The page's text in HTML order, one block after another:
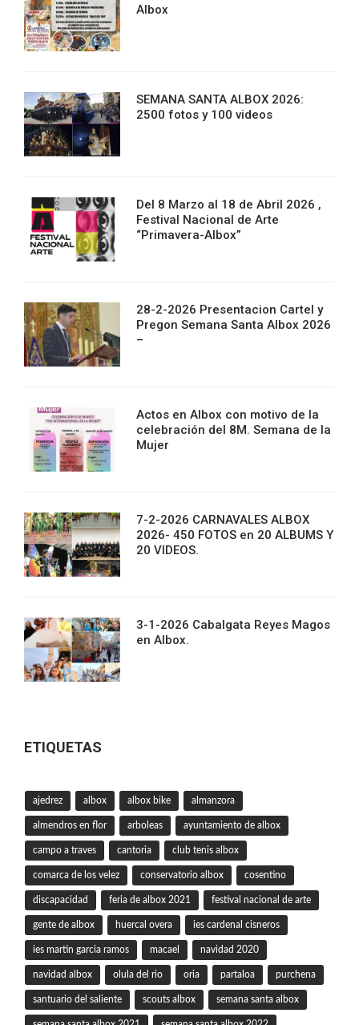
Albox
SEMANA SANTA ALBOX 2026:
2500 fotos y 100 videos
Del 8 Marzo al 18 de Abril 2026 ,
Festival Nacional de Arte
“Primavera-Albox”
28-2-2026 Presentacion Cartel y
Pregon Semana Santa Albox 2026
–
Actos en Albox con motivo de la
celebración del 8M. Semana de la
Mujer
7-2-2026 CARNAVALES ALBOX
2026- 450 FOTOS en 20 ALBUMS Y
20 VIDEOS.
3-1-2026 Cabalgata Reyes Magos
en Albox.
ETIQUETAS
ajedrez albox albox bike almanzora
almendros en flor arboleas ayuntamiento de albox
campo a traves cantoria club tenis albox
comarca de los velez conservatorio albox cosentino
discapacidad feria de albox 2021 festival nacional de arte
gente de albox huercal overa ies cardenal cisneros
ies martin garcia ramos macael navidad 2020
navidad albox olula del rio oria partaloa purchena
santuario del saliente scouts albox semana santa albox